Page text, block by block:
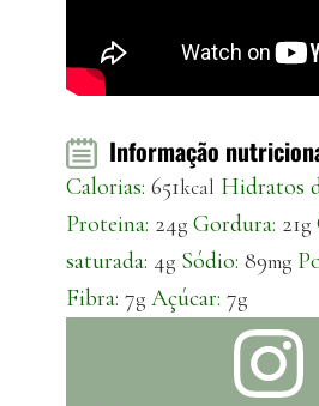
Informação
Calorias: 651kcal Hidratos
Proteina: 24g Gordura: 21g
saturada: 4g Sódio: 89mg
Fibra: 7g Açúcar: 7g